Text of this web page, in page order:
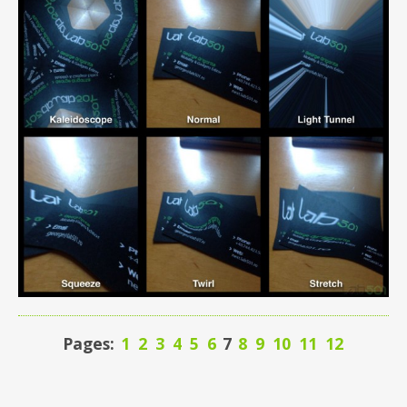
Pages: 1 2 3 4 5 6 7 8 9 10 11 12